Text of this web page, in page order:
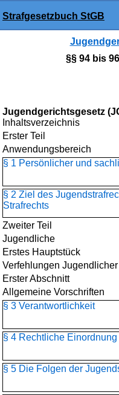
Strafgesetzbuch StGB
§§ 94 bis
Jugendgerichtsgesetz
Inhaltsverzeichnis
Erster Teil
Anwendungsbereich
§ 1 Persönlicher und
§ 2 Ziel des
Strafrechts
Zweiter Teil
Jugendliche
Erstes Hauptstück
Verfehlungen
Erster Abschnitt
Allgemeine Vorschriften
§ 3 Verantwortlichkeit
§ 4 Rechtliche
§ 5 Die Folgen der